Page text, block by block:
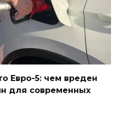
Евро-5: чем вреден
для современных